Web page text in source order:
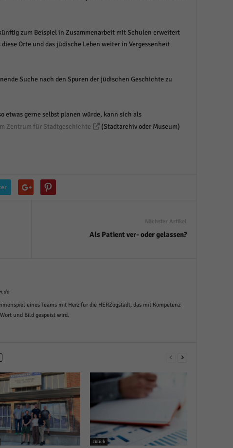
zum Beispiel in Zusammenarbeit mit Schulen erweitert
Orte und das jüdische Leben weiter in Vergessenheit
Suche nach den Spuren der jüdischen Geschichte zu
etwas gerne selbst planen würde, kann sich als
Zentrum für Stadtgeschichte
(Stadtarchiv oder Museum)
Nächster Artikel
Als Patient ver- oder gelassen?
eines Teams mit Herz für die HERZogstadt, das mit Kompetenz
und Bild gespeist wird.
Jülich